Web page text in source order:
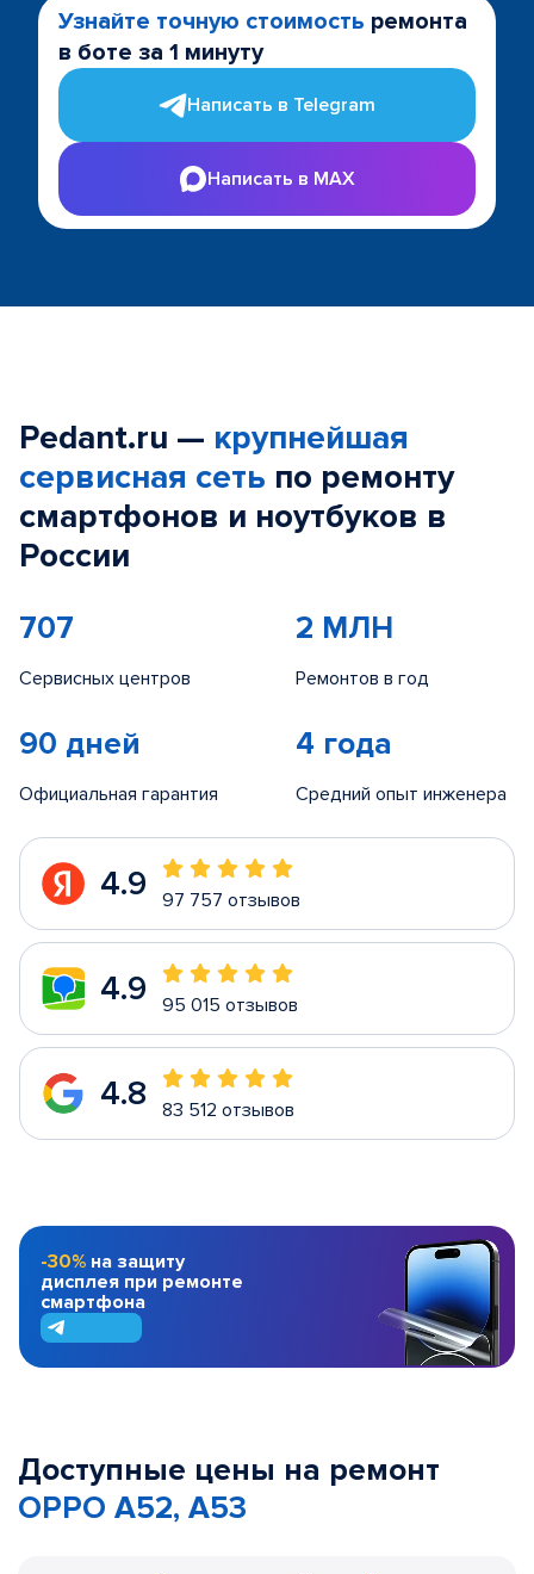
Узнайте точную стоимость ремонта
в боте за 1 минуту
Написать в Telegram
Написать в MAX
Pedant.ru — крупнейшая
сервисная сеть по ремонту
смартфонов и ноутбуков в
России
707
Сервисных центров
2 МЛН
Ремонтов в год
90 дней
Официальная гарантия
4 года
Средний опыт инженера
4.9 97 757 отзывов
4.9 95 015 отзывов
4.8 83 512 отзывов
-30% на защиту
дисплея при ремонте
смартфона
Доступные цены на ремонт
OPPO A52, A53